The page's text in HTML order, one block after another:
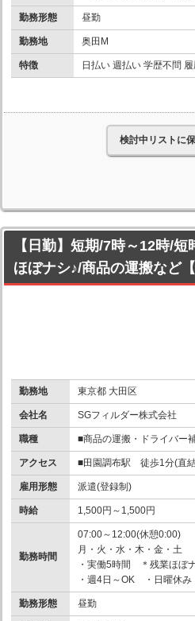
勤務形態 昼勤
勤務地 奥田M
特徴 日払い 週払い 学歴不問
検討中リストに
【日勤】短期/7時～12時/
ほぼナシ♪/商品の運搬など
勤務地 東京都 大田区
会社名 SGフィルダー株式会社
職種 ■商品の運搬・ドライバー
アクセス ■田園調布駅 徒歩1分(直
雇用形態 派遣(登録制)
時給 1,500円～1,500円
勤務時間
07:00～12:00(休憩0:00)
月・火・水・木・金・土
・実働5時間 ＊残業ほぼ
・週4日～OK ・日曜休
勤務形態 昼勤